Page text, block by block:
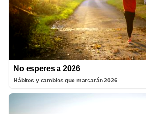
No esperes a 2026
Hábitos y cambios que marcarán 2026